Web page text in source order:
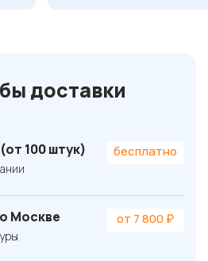
доставки
100 штук) бесплатно
Москве от 7 800 ₽